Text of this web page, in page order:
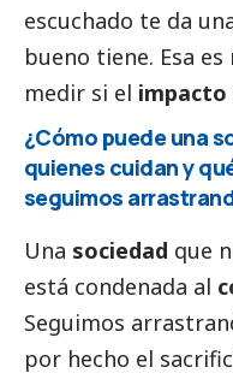
escuchado te da
bueno tiene. Esa
medir si el impacto
¿Cómo puede una
quienes cuidan y
seguimos
Una sociedad que
está condenada al
Seguimos
por hecho el